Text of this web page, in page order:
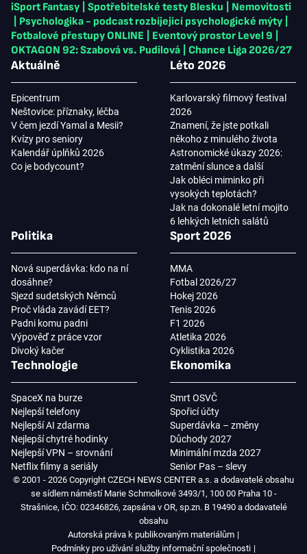
iSport Fantasy
Spotřebitelské testy Blesku
Nemovitosti
Psychologika - podcast rozbíjející psychologické mýty
Fotbalové přestupy ONLINE
Eventový prostor Level 9
OKTAGON 92: Szabová vs. Pudilová
Chance Liga 2026/27
Aktuálně
Epicentrum
Neštovice: příznaky, léčba
V čem jezdí Yamal a Mesii?
Kvízy pro seniory
Kalendář úplňků 2026
Co je bodycount?
Léto 2026
Karlovarský filmový festival
2026
Znamení, že jste potkali
někoho z minulého života
Astronomické úkazy 2026:
zatmění slunce a další
Jak obléci miminko při
vysokých teplotách?
Jak na dokonalé letní mojito
6 lehkých letních salátů
Politika
Nová superdávka: kdo na ní
dosáhne?
Sjezd sudetských Němců
Proč vláda zavádí EET?
Padni komu padni
Výpověď z práce vzor
Divoký kačer
Sport 2026
MMA
Fotbal 2026/27
Hokej 2026
Tenis 2026
F1 2026
Atletika 2026
Cyklistika 2026
Technologie
SpaceX na burze
Nejlepší telefony
Nejlepší AI zdarma
Nejlepší chytré hodinky
Nejlepší VPN – srovnání
Netflix filmy a seriály
Ekonomika
Smrt OSVČ
Spořicí účty
Superdávka – změny
Důchody 2027
Minimální mzda 2027
Senior Pas – slevy
© 2001 - 2026 Copyright CZECH NEWS CENTER a.s. a dodavatelé obsahu
se sídlem náměstí Marie Schmolkové 3493/1, 100 00 Praha 10 -
Strašnice, IČO: 02346826, zapsána v OR, sp.zn. B 19490 a dodavatelé
obsahu
Autorská práva k publikovaným materiálům
Podmínky pro užívání služby informační společnosti